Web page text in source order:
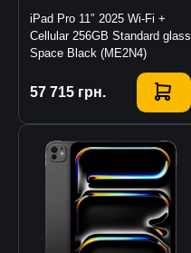
iPad Pro 11″ 2025 Wi-Fi +
Cellular 256GB Standard glass
Space Black (ME2N4)
57 715 грн.
Купити